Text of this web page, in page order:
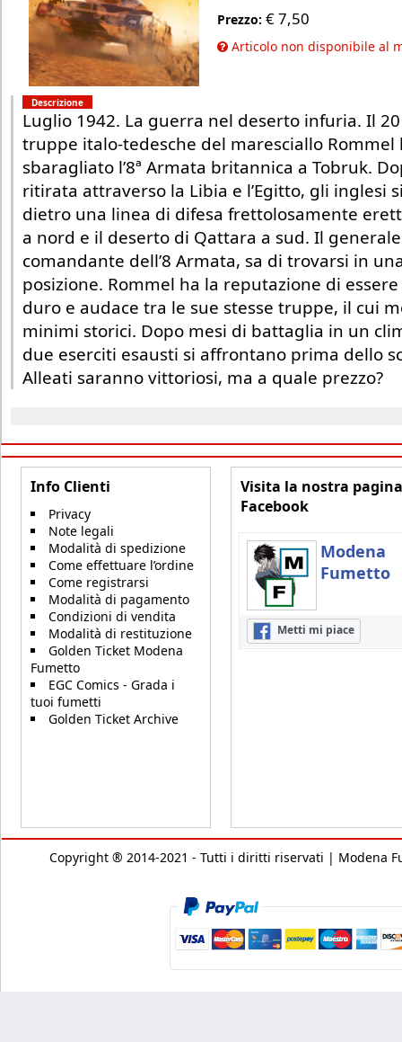
Prezzo: €7,50
Articolo non disponibile al
Descrizione
Luglio 1942. La guerra nel deserto infuria. Il
truppe italo-tedesche del maresciallo Rommel
sbaragliato l’8ª Armata britannica a Tobruk.
ritirata attraverso la Libia e l’Egitto, gli inglesi
dietro una linea di difesa frettolosamente
a nord e il deserto di Qattara a sud. Il
comandante dell’8 Armata, sa di trovarsi in
posizione. Rommel ha la reputazione di
duro e audace tra le sue stesse truppe, il cui
minimi storici. Dopo mesi di battaglia in un
due eserciti esausti si affrontano prima dello
Alleati saranno vittoriosi, ma a quale prezzo?
Info Clienti
Privacy
Note legali
Modalità di spedizione
Come effettuare l’ordine
Come registrarsi
Modalità di pagamento
Condizioni di vendita
Modalità di restituzione
Golden Ticket Modena
Fumetto
EGC Comics - Grada i
tuoi fumetti
Golden Ticket Archive
Visita la nostra pagina
Facebook
Modena
Fumetto
Metti mi piace
Copyright ® 2014-2021 - Tutti i diritti riservati | Modena